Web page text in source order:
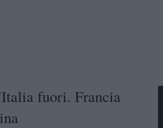
fuori. Francia